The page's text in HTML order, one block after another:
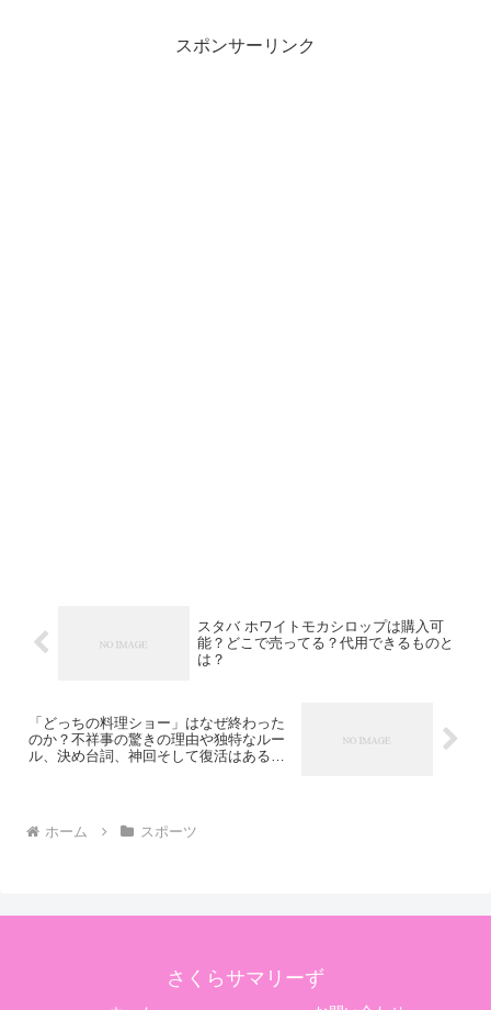
スポンサーリンク
スタバ ホワイトモカシロップは購入可
能？どこで売ってる？代用できるものと
は？
「どっちの料理ショー」はなぜ終わった
のか？不祥事の驚きの理由や独特なルー
ル、決め台詞、神回そして復活はあるの
ホーム スポーツ
さくらサマリーず